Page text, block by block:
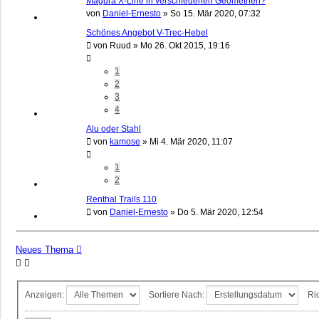
von Daniel-Ernesto » So 15. Mär 2020, 07:32
Schönes Angebot V-Trec-Hebel
von Ruud » Mo 26. Okt 2015, 19:16
1
2
3
4
Alu oder Stahl
von kamose » Mi 4. Mär 2020, 11:07
1
2
Renthal Trails 110
von Daniel-Ernesto » Do 5. Mär 2020, 12:54
Neues Thema
Anzeigen: Sortiere Nach: